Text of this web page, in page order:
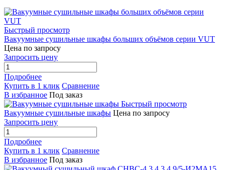
Быстрый просмотр
Вакуумные сушильные шкафы больших объёмов серии VUT
Цена по запросу
Запросить цену
Подробнее
Купить в 1 клик Сравнение
В избранное Под заказ
Быстрый просмотр
Вакуумные сушильные шкафы Цена по запросу
Запросить цену
Подробнее
Купить в 1 клик Сравнение
В избранное Под заказ